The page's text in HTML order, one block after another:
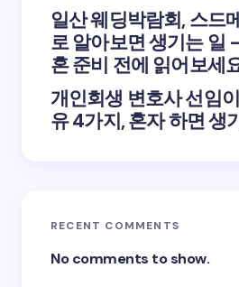
일산 웨딩박람회, 스드
로 알아보면 생기는 일
혼 준비 전에 읽어보세
개인회생 변호사 선임
유 4가지, 혼자 하면 생
RECENT COMMENTS
No comments to show.